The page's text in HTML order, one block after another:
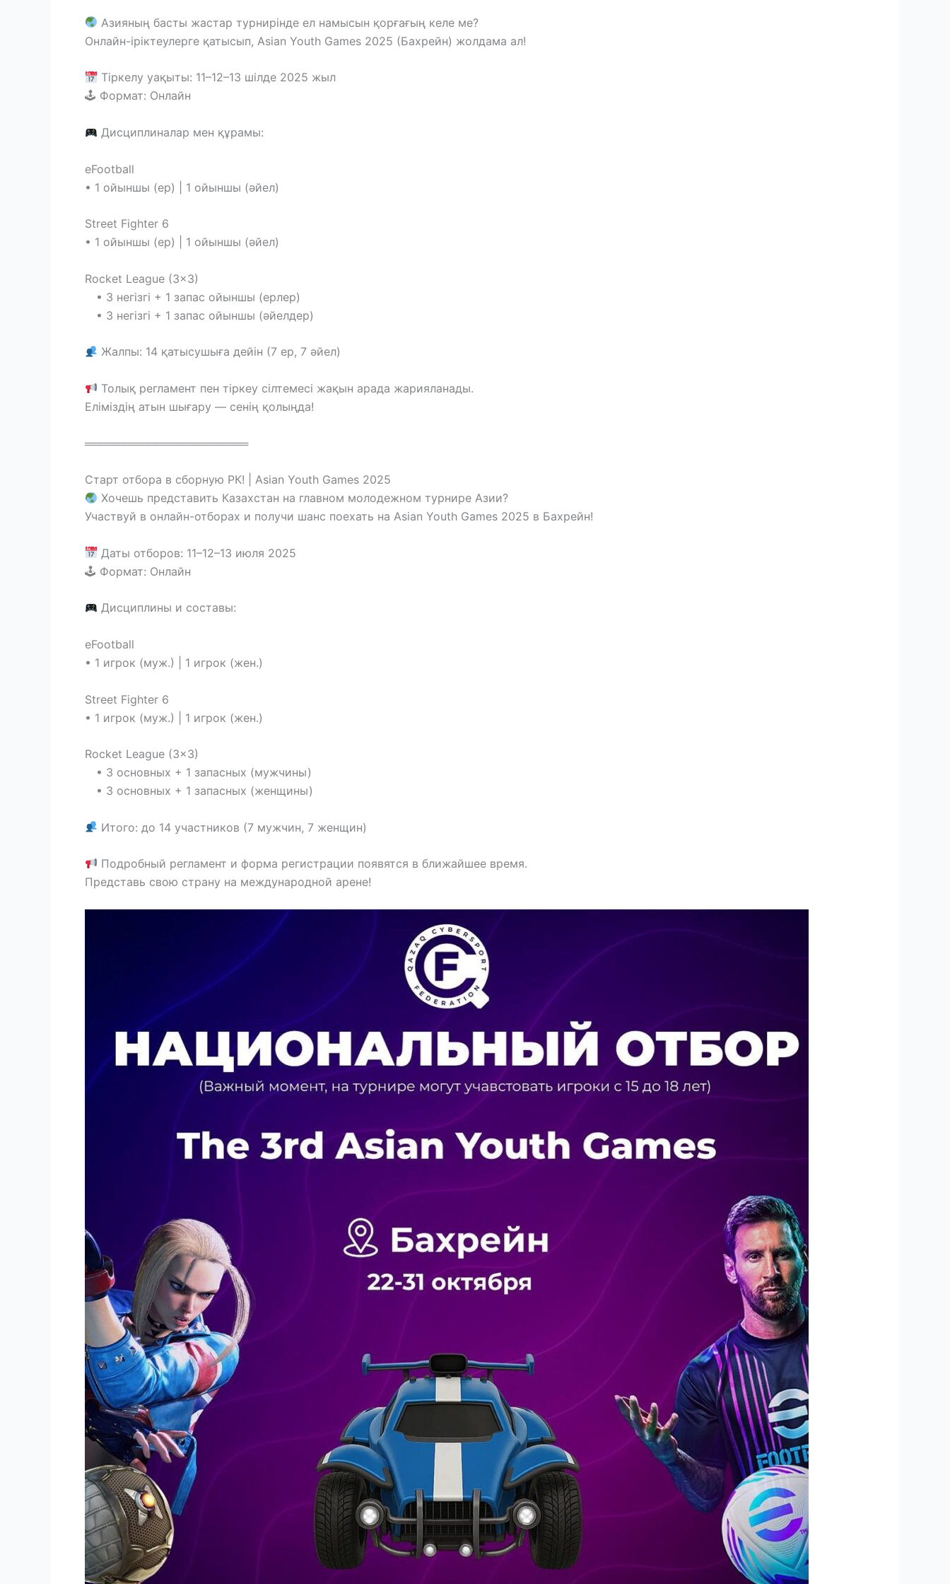
Азияның басты жастар турнирінде ел намысын қорғағың келе ме?
Онлайн-іріктеулерге қатысып, Asian Youth Games 2025 (Бахрейн) жолдама ал!
Тіркелу уақыты: 11–12–13 шілде 2025 жыл
🕹 Формат: Онлайн
Дисциплиналар мен құрамы:
eFootball
• 1 ойыншы (ер) | 1 ойыншы (әйел)
Street Fighter 6
• 1 ойыншы (ер) | 1 ойыншы (әйел)
Rocket League (3×3)
• 3 негізгі + 1 запас ойыншы (ерлер)
• 3 негізгі + 1 запас ойыншы (әйелдер)
Жалпы: 14 қатысушыға дейін (7 ер, 7 әйел)
Толық регламент пен тіркеу сілтемесі жақын арада жарияланады.
Еліміздің атын шығару — сенің қолыңда!
═════════════════════
Старт отбора в сборную РК! | Asian Youth Games 2025
Хочешь представить Казахстан на главном молодежном турнире Азии?
Участвуй в онлайн-отборах и получи шанс поехать на Asian Youth Games 2025 в Бахрейн!
Даты отборов: 11–12–13 июля 2025
🕹 Формат: Онлайн
Дисциплины и составы:
eFootball
• 1 игрок (муж.) | 1 игрок (жен.)
Street Fighter 6
• 1 игрок (муж.) | 1 игрок (жен.)
Rocket League (3×3)
• 3 основных + 1 запасных (мужчины)
• 3 основных + 1 запасных (женщины)
Итого: до 14 участников (7 мужчин, 7 женщин)
Подробный регламент и форма регистрации появятся в ближайшее время.
Представь свою страну на международной арене!